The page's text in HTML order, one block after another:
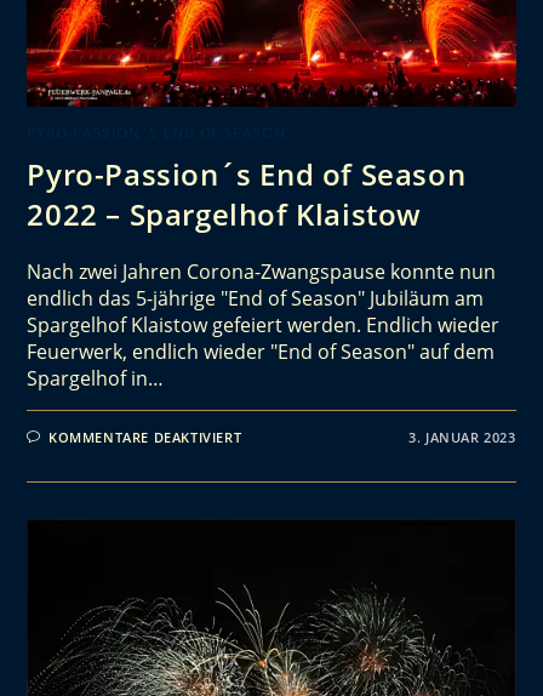
Pyro-Passion´s End of Season
2022 – Spargelhof Klaistow
Nach zwei Jahren Corona-Zwangspause konnte nun
endlich das 5-jährige "End of Season" Jubiläum am
Spargelhof Klaistow gefeiert werden. Endlich wieder
Feuerwerk, endlich wieder "End of Season" auf dem
Spargelhof in…
KOMMENTARE DEAKTIVIERT 3. JANUAR 2023